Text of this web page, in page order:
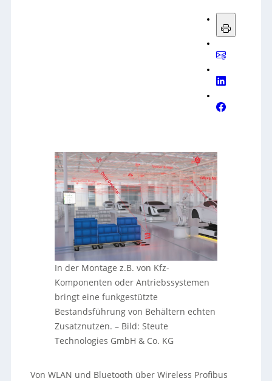
In der Montage z.B. von Kfz-
Komponenten oder Antriebssystemen
bringt eine funkgestützte
Bestandsführung von Behältern echten
Zusatznutzen. – Bild: Steute
Technologies GmbH & Co. KG
Von WLAN und Bluetooth über Wireless Profibus